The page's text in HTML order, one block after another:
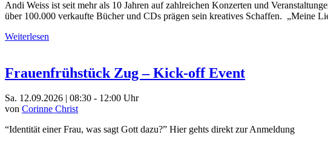
Andi Weiss ist seit mehr als 10 Jahren auf zahlreichen Konzerten und
über 100.000 verkaufte Bücher und CDs prägen sein kreatives Schaffen. „Meine
Weiterlesen
Frauenfrühstück Zug – Kick-off Event
Sa. 12.09.2026 | 08:30 - 12:00 Uhr
von Corinne Christ
“Identität einer Frau, was sagt Gott dazu?” Hier gehts direkt zur Anmeldung